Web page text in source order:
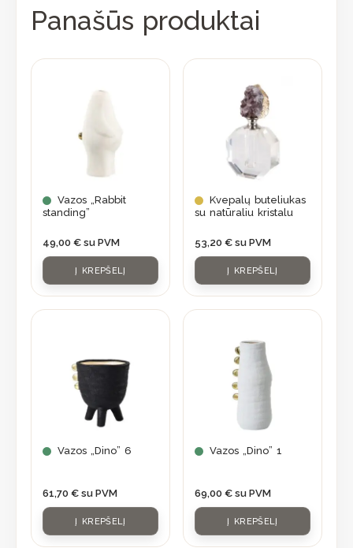
Panašūs produktai
Vazos „Rabbit
standing”
49,00 € su PVM
Į KREPŠELĮ
Kvepalų buteliukas
su natūraliu kristalu
53,20 € su PVM
Į KREPŠELĮ
Vazos „Dino” 6
61,70 € su PVM
Į KREPŠELĮ
Vazos „Dino” 1
69,00 € su PVM
Į KREPŠELĮ